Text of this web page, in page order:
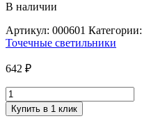
В наличии
Артикул: 000601 Категории:
Точечные светильники
642 ₽
Купить в 1 клик